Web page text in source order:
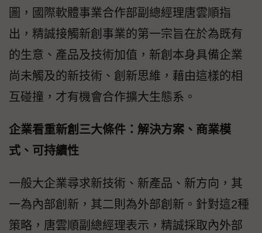
圖，國際軟體事業合作部副總經理唐雲順指
出，精誠接觸新創事業的第一宗旨在於為既有
的生意、產品及技術加值，新創本身具備企業
尚未觸及的新技術、創新思維，藉由這樣的相
互碰撞，才有機會合作擴大生態系。
企業看重新創三大條件：解決方案、商業模
式、可持續性
一般大企業尋求新技術、新產品、新方向，其
一為內部創新，其二則為外部創新。針對這2種
策略，唐雲順副總經理表示，精誠採取內外部